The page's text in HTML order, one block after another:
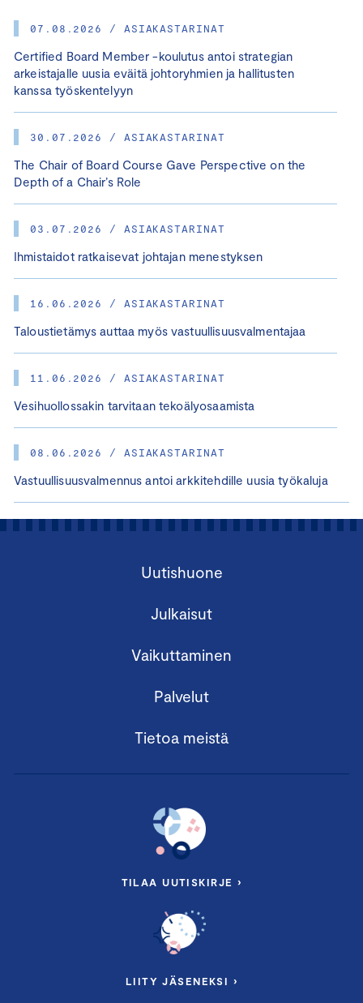
07.08.2026 / ASIAKASTARINAT
Certified Board Member -koulutus antoi strategian
arkeistajalle uusia eväitä johtoryhmien ja hallitusten
kanssa työskentelyyn
30.07.2026 / ASIAKASTARINAT
The Chair of Board Course Gave Perspective on the
Depth of a Chair’s Role
03.07.2026 / ASIAKASTARINAT
Ihmistaidot ratkaisevat johtajan menestyksen
16.06.2026 / ASIAKASTARINAT
Taloustietämys auttaa myös vastuullisuusvalmentajaa
11.06.2026 / ASIAKASTARINAT
Vesihuollossakin tarvitaan tekoälyosaamista
08.06.2026 / ASIAKASTARINAT
Vastuullisuusvalmennus antoi arkkitehdille uusia työkaluja
Uutishuone
Julkaisut
Vaikuttaminen
Palvelut
Tietoa meistä
TILAA UUTISKIRJE ›
LIITY JÄSENEKSI ›